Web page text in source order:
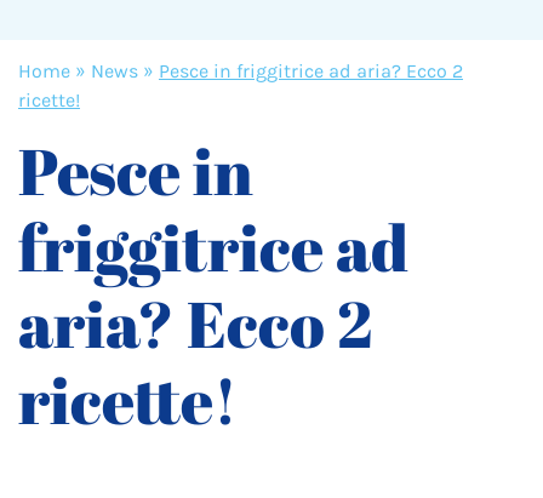
Home » News » Pesce in friggitrice ad aria? Ecco 2
ricette!
Pesce in
friggitrice ad
aria? Ecco 2
ricette!